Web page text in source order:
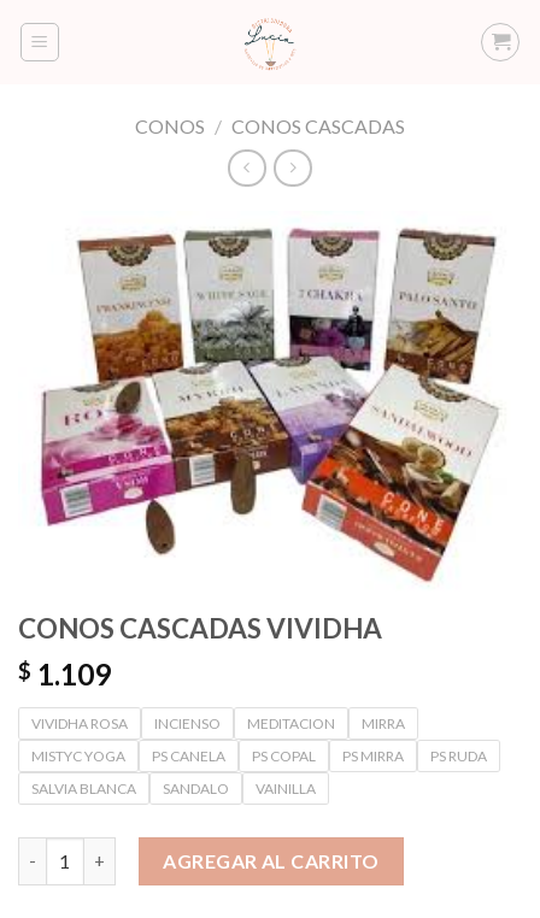
CONOS / CONOS CASCADAS
CONOS CASCADAS VIVIDHA
$ 1.109
VIVIDHA ROSA INCIENSO MEDITACION
MIRRA
MISTYC YOGA
PS CANELA PS COPAL PS MIRRA
PS RUDA
SALVIA BLANCA
SANDALO VAINILLA
AGREGAR AL CARRITO